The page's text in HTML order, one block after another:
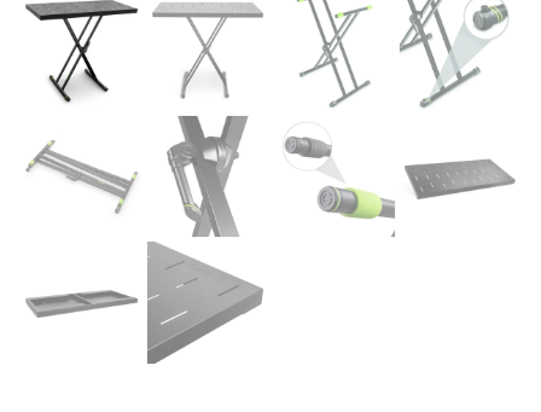
Supporto clienti RF Assist
Ciao, Come posso aiutarti?
Puoi chiedermi informazioni generali o specifiche su certi
prodotti.
Per ottenere dettagli su un determinato prodotto
assicurati di indicarne il nome completo